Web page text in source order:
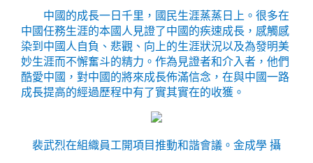
中國的成長一日千里，國民生涯蒸蒸日上。很多在
中國任務生涯的本國人見證了中國的疾速成長，感觸感
染到中國人自負、悲觀、向上的生涯狀況以及為發明美
妙生涯而不懈奮斗的精力。作為見證者和介入者，他們
酷愛中國，對中國的將來成長佈滿信念，在與中國一路
成長提高的經過歷程中有了實其實在的收獲。
裴武烈在組織員工開項目推動和諧會議。 金成學 攝